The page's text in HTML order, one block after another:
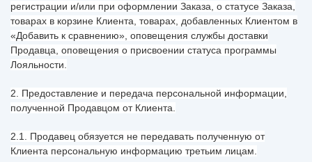
регистрации и/или при оформлении Заказа, о статусе Заказа,
товарах в корзине Клиента, товарах, добавленных Клиентом в
«Добавить к сравнению», оповещения службы доставки
Продавца, оповещения о присвоении статуса программы
Лояльности.
2. Предоставление и передача персональной информации,
полученной Продавцом от Клиента.
2.1. Продавец обязуется не передавать полученную от
Клиента персональную информацию третьим лицам.